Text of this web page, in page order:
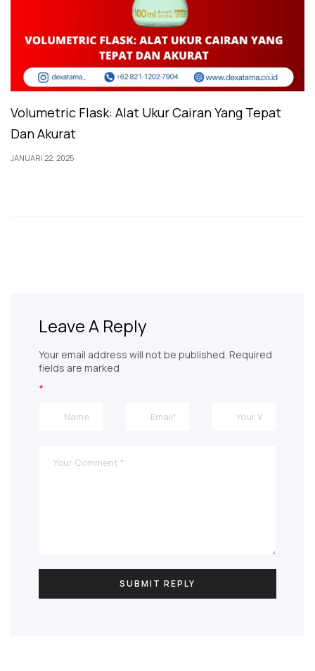
Volumetric Flask: Alat Ukur Cairan Yang Tepat
Dan Akurat
JANUARI 22, 2025
Leave A Reply
Your email address will not be published. Required
fields are marked
*